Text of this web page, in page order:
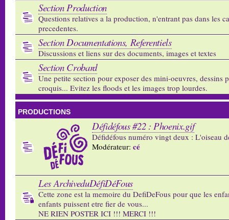
Section Production
Questions relatives a la production, n'entrant pas dans les
precedentes.
Section Documentations, Referentiels
Discussions et liens sur des documents, images et textes
Section Crobard
Une petite section pour exposer des mini-oeuvres, dessins
croquis... Evitez les floods et les images trop lourdes.
PRODUCTIONS
Défidéfous #22 : Phoenix.gif
Défidéfous numéro vingt deux : L'oiseau
Modérateur: cé
Les ArchiveduDéfiDéFous
Cette zone est la memoire du DefiDeFous pour que les
enfants puissent etre fier de vous...
NE RIEN POSTER ICI !!! MERCI !!!